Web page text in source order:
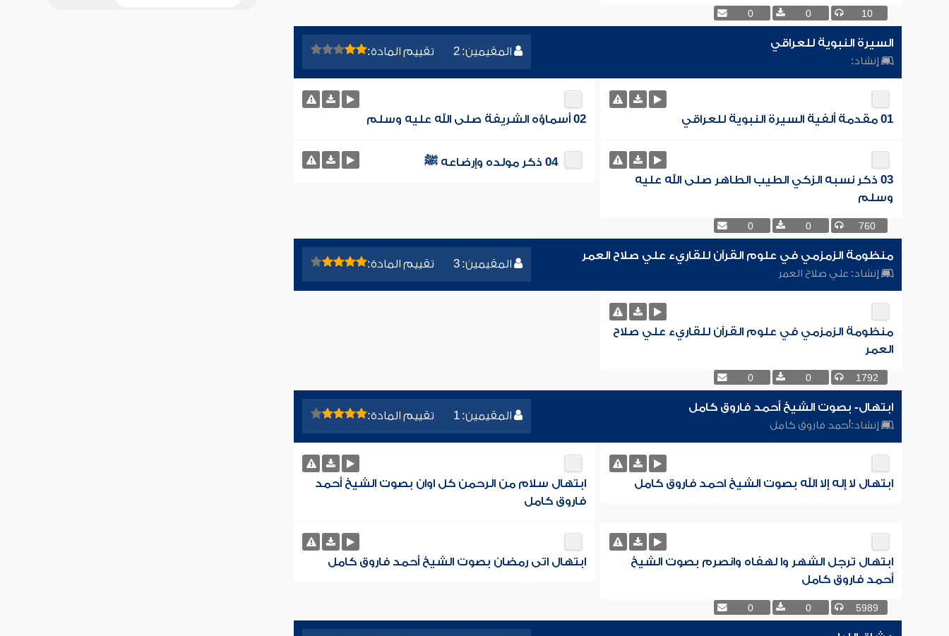
10
0
0
المقيمين: 2 تقييم المادة:
السيرة النبوية للعراقي
إنشاد:
01 مقدمة ألفية السيرة النبوية للعراقي 02 أسماؤه الشريفة صلى الله عليه وسلم
03 ذكر نسبه الزكي الطيب الطاهر صلى الله عليه
وسلم
04 ذكر مولده وإرضاعه ﷺ
760
0
0
المقيمين: 3 تقييم المادة:
منظومة الزمزمي في علوم القرآن للقاريء علي صلاح العمر
إنشاد: علي صلاح العمر
منظومة الزمزمي في علوم القرآن للقاريء علي صلاح
العمر
1792
0
0
المقيمين: 1 تقييم المادة:
ابتهال- بصوت الشيخ أحمد فاروق كامل
إنشاد:أحمد فاروق كامل
ابتهال لا إله إلا الله بصوت الشيخ احمد فاروق كامل
ابتهال سلام من الرحمن كل اوان بصوت الشيخ أحمد
فاروق كامل
ابتهال ترجل الشهر وا لهفاه وانصرم بصوت الشيخ
أحمد فاروق كامل
ابتهال اتى رمضان بصوت الشيخ أحمد فاروق كامل
5989
0
0